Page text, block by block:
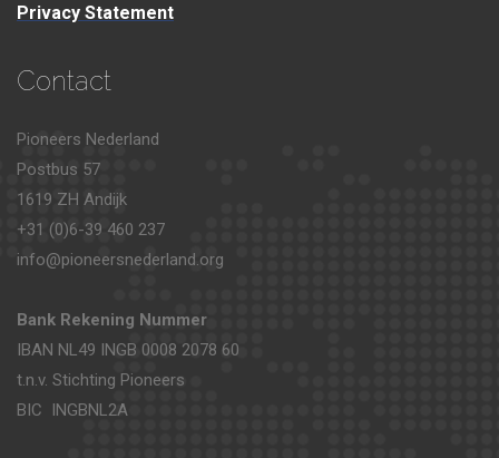
Privacy Statement
Contact
Pioneers Nederland
Postbus 57
1619 ZH Andijk
+31 (0)6-39 460 237
info@pioneersnederland.org
Bank Rekening Nummer
IBAN NL49 INGB 0008 2078 60
t.n.v. Stichting Pioneers
BIC INGBNL2A